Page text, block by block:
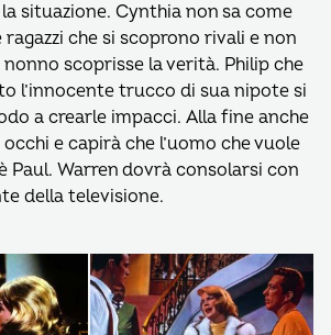
situazione. Cynthia non sa come
che si scoprono rivali e non
scoprisse la verità. Philip che
l’innocente trucco di sua nipote si
a crearle impacci. Alla fine anche
e capirà che l’uomo che vuole
Paul. Warren dovrà consolarsi con
della televisione.